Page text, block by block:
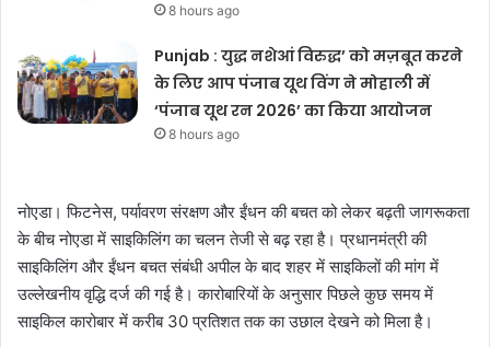
8 hours ago
Punjab : युद्ध नशेआं विरुद्ध’ को मज़बूत करने
के लिए आप पंजाब यूथ विंग ने मोहाली में
‘पंजाब यूथ रन 2026’ का किया आयोजन
8 hours ago
नोएडा। फिटनेस, पर्यावरण संरक्षण और ईंधन की बचत को लेकर बढ़ती जागरूकता
के बीच नोएडा में साइकिलिंग का चलन तेजी से बढ़ रहा है। प्रधानमंत्री की
साइकिलिंग और ईंधन बचत संबंधी अपील के बाद शहर में साइकिलों की मांग में
उल्लेखनीय वृद्धि दर्ज की गई है। कारोबारियों के अनुसार पिछले कुछ समय में
साइकिल कारोबार में करीब 30 प्रतिशत तक का उछाल देखने को मिला है।